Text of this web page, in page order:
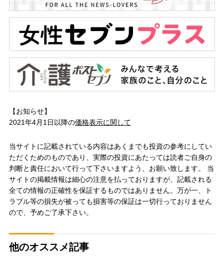
【お知らせ】
2021年4月1日以降の価格表示に関して
当サイトに記載されている内容はあくまでも投資の参考にしてい
ただくためのものであり、実際の投資にあたっては読者ご自身の
判断と責任において行って下さいますよう、お願い致します。 当
サイトの掲載情報は細心の注意を払っておりますが、記載される
全ての情報の正確性を保証するものではありません。万が一、ト
ラブル等の損失が被っても損害等の保証は一切行っておりません
ので、予めご了承下さい。
他のオススメ記事